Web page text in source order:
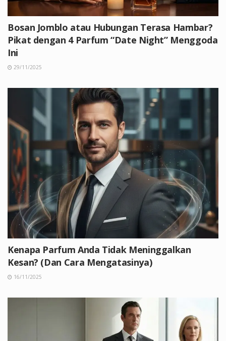
Bosan Jomblo atau Hubungan Terasa Hambar?
Pikat dengan 4 Parfum “Date Night” Menggoda
Ini
29/11/2025
Kenapa Parfum Anda Tidak Meninggalkan
Kesan? (Dan Cara Mengatasinya)
16/11/2025